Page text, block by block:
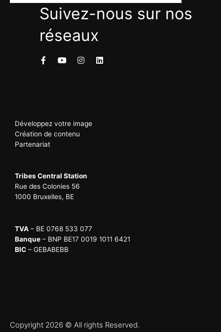
Suivez-nous sur nos
réseaux
Développez votre image
Création de contenu
Partenariat
Tribes Central Station
Rue des Colonies 56
1000 Bruxelles, BE
TVA – BE 0768 533 077
Banque – BNP BE17 0019 1011 6421
BIC – GEBABEBB
Copyright 2026 © All rights Reserved.